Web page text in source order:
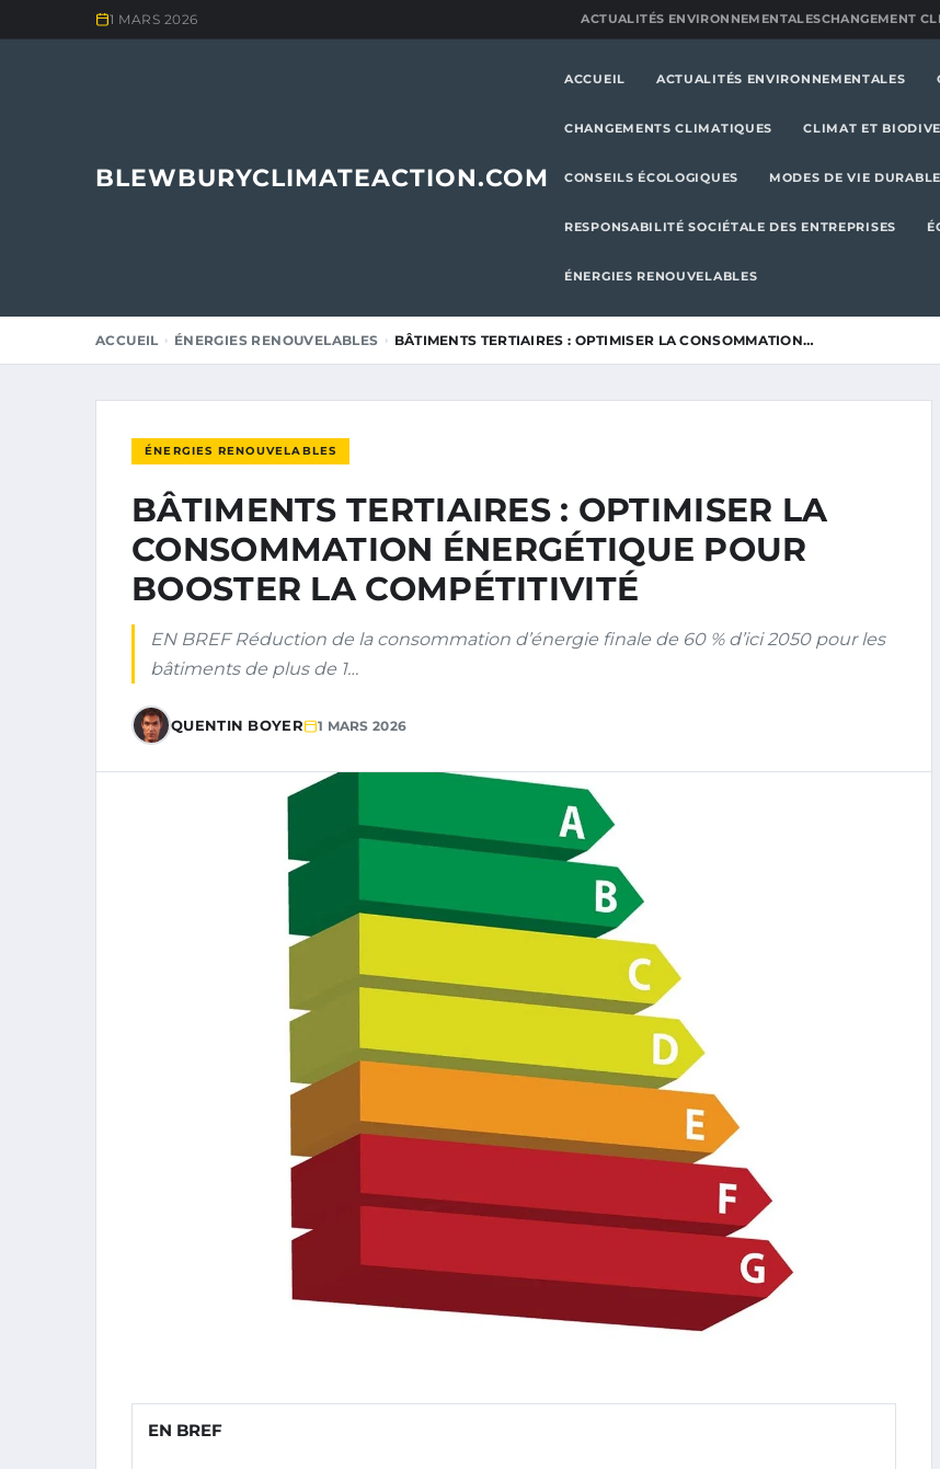
1 MARS 2026 ACTUALITÉS ENVIRONNEMENTALESCHANGEMENT
BLEWBURYCLIMATEACTION.COM
ACCUEIL ACTUALITÉS ENVIRONNEMENTALES
CHANGEMENTS CLIMATIQUES CLIMAT ET
CONSEILS ÉCOLOGIQUES MODES DE VIE
RESPONSABILITÉ SOCIÉTALE DES ENTREPRISES
ÉNERGIES RENOUVELABLES
ACCUEIL ÉNERGIES RENOUVELABLES BÂTIMENTS TERTIAIRES : OPTIMISER LA CONSOMMATION…
ÉNERGIES RENOUVELABLES
BÂTIMENTS TERTIAIRES : OPTIMISER LA
CONSOMMATION ÉNERGÉTIQUE POUR
BOOSTER LA COMPÉTITIVITÉ
EN BREF Réduction de la consommation d’énergie finale de 60 % d’ici 2050 pour les
bâtiments de plus de 1…
QUENTIN BOYER 1 MARS 2026
EN BREF